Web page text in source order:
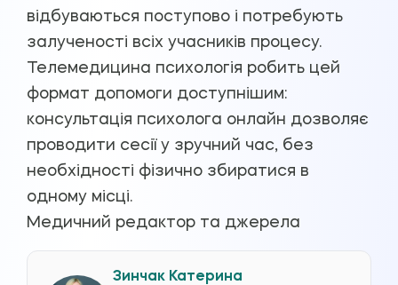
відбуваються поступово і потребують
залученості всіх учасників процесу.
Телемедицина психологія робить цей
формат допомоги доступнішим:
консультація психолога онлайн дозволяє
проводити сесії у зручний час, без
необхідності фізично збиратися в
одному місці.
Медичний редактор та джерела
Зинчак Катерина